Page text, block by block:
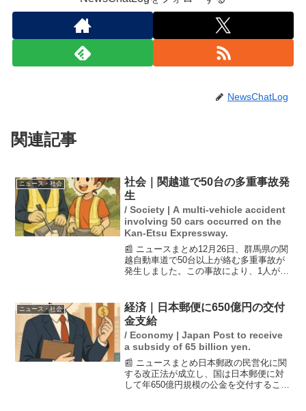
NewsChatLog
関連記事
ニュース・社会
社会｜関越道で50台の多重事故発
生
/ Society | A multi-vehicle accident
involving 50 cars occurred on the
Kan-Etsu Expressway.
📰 ニュースまとめ12月26日、群馬県の関
越自動車道で50台以上が絡む多重事故が
発生しました。この事故により、1人が死
なっており、複数の車両が炎上するな
ど、非常に...
ニュース・社会
経済｜日本郵便に650億円の交付
金支給
/ Economy | Japan Post to receive
a subsidy of 65 billion yen.
📰 ニュースまとめ日本郵政の民営化に関
する改正法が成立し、国は日本郵便に対
して年650億円規模の公金を交付すること